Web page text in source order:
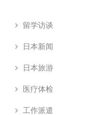
留学访谈
日本新闻
日本旅游
医疗体检
工作派遣